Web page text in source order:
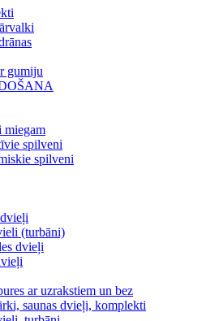
gumiju
miegam
spilveni
spilveni
(turbāni)
dvieļi
ar uzrakstiem un bez
saunas dvieļi, komplekti